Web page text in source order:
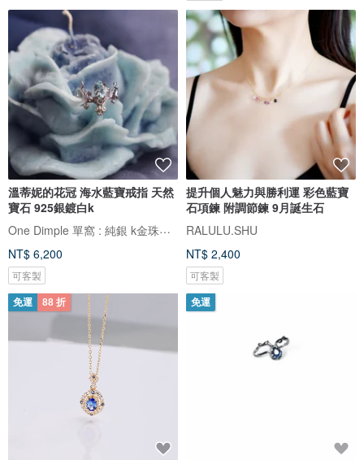
溫蒂妮的花冠 海水藍寶戒指 天然
寶石 925銀鍍白k
One Dimple 單窩 : 純銀 k金珠寶設計與訂製
NT$ 6,200
可客製
提升個人魅力與勝利運 彩色藍寶
石項鍊 附調節鍊 9月誕生石
RALULU.SHU
NT$ 2,400
可客製
免運 88 折 免運